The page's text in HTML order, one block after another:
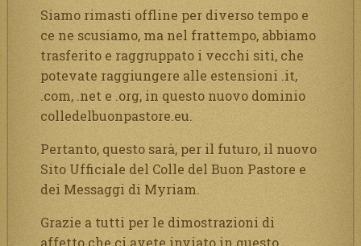
Siamo rimasti offline per diverso tempo e
ce ne scusiamo, ma nel frattempo, abbiamo
trasferito e raggruppato i vecchi siti, che
potevate raggiungere alle estensioni .it,
.com, .net e .org, in questo nuovo dominio
colledelbuonpastore.eu.
Pertanto, questo sarà, per il futuro, il nuovo
Sito Ufficiale del Colle del Buon Pastore e
dei Messaggi di Myriam.
Grazie a tutti per le dimostrazioni di
affetto che ci avete inviato in questo